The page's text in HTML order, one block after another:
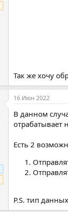
Так же хочу
16 Июн 2022
В данном
отрабатывает
Есть 2
P.S. тип